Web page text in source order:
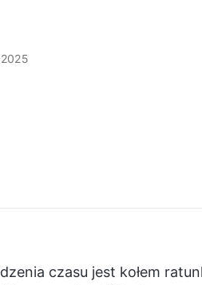
czasu jest kołem